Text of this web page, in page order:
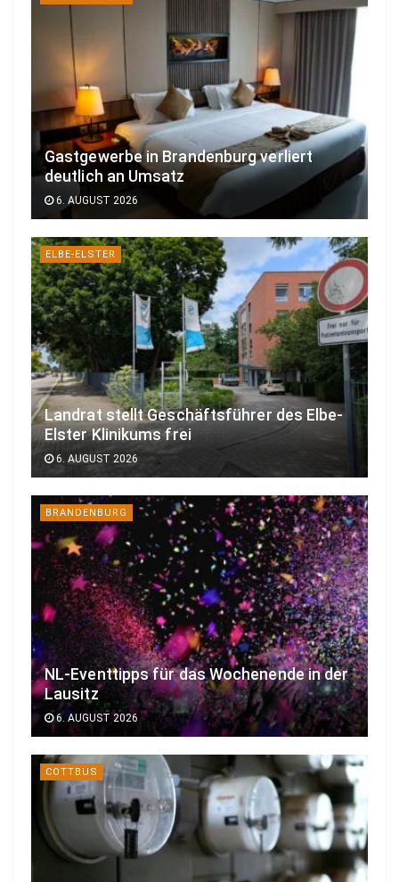
Gastgewerbe in Brandenburg verliert
deutlich an Umsatz
6. AUGUST 2026
ELBE-ELSTER
Landrat stellt Geschäftsführer des Elbe-
Elster Klinikums frei
6. AUGUST 2026
BRANDENBURG
NL-Eventtipps für das Wochenende in der
Lausitz
6. AUGUST 2026
COTTBUS